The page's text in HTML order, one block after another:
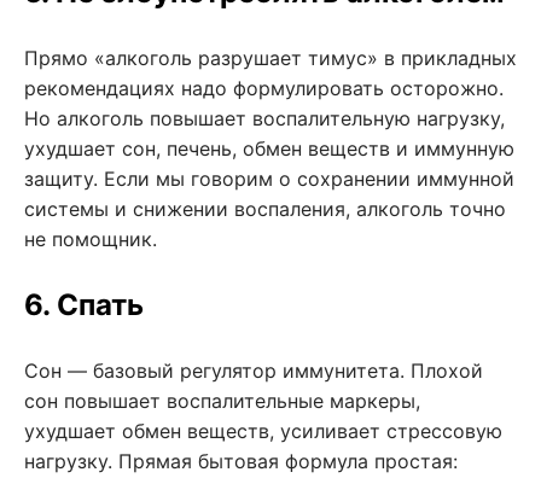
Прямо «алкоголь разрушает тимус» в прикладных
рекомендациях надо формулировать осторожно.
Но алкоголь повышает воспалительную нагрузку,
ухудшает сон, печень, обмен веществ и иммунную
защиту. Если мы говорим о сохранении иммунной
системы и снижении воспаления, алкоголь точно
не помощник.
6. Спать
Сон — базовый регулятор иммунитета. Плохой
сон повышает воспалительные маркеры,
ухудшает обмен веществ, усиливает стрессовую
нагрузку. Прямая бытовая формула простая: